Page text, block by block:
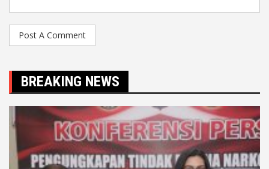
BREAKING NEWS